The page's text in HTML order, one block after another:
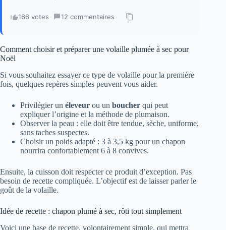
166 votes · 12 commentaires ·
Comment choisir et préparer une volaille plumée à sec pour
Noël
Si vous souhaitez essayer ce type de volaille pour la première
fois, quelques repères simples peuvent vous aider.
Privilégier un éleveur ou un boucher qui peut
expliquer l’origine et la méthode de plumaison.
Observer la peau : elle doit être tendue, sèche, uniforme,
sans taches suspectes.
Choisir un poids adapté : 3 à 3,5 kg pour un chapon
nourrira confortablement 6 à 8 convives.
Ensuite, la cuisson doit respecter ce produit d’exception. Pas
besoin de recette compliquée. L’objectif est de laisser parler le
goût de la volaille.
Idée de recette : chapon plumé à sec, rôti tout simplement
Voici une base de recette, volontairement simple, qui mettra